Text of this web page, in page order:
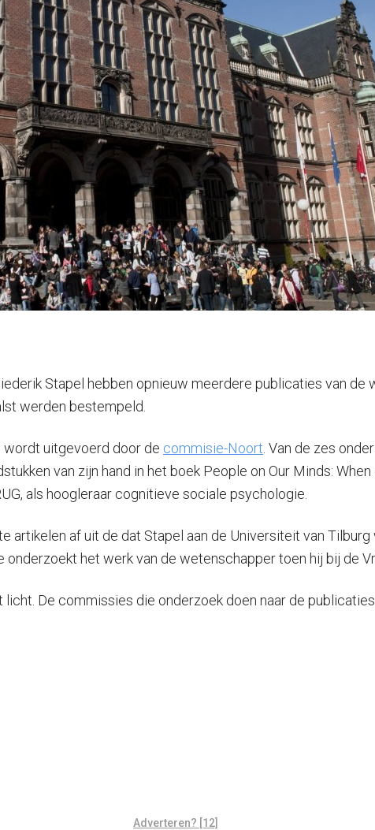
Stapel hebben opnieuw meerdere publicaties van de
werden bestempeld.
wordt uitgevoerd door de commisie-Noort . Van de zes
van zijn hand in het boek People on Our Minds:
als hoogleraar cognitieve sociale psychologie.
artikelen af uit de dat Stapel aan de Universiteit van
onderzoekt het werk van de wetenschapper toen hij bij de
De commissies die onderzoek doen naar de
Adverteren? [12]